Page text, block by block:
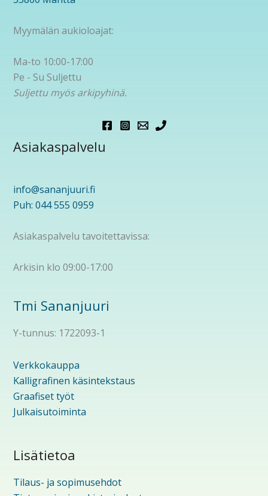
Myymälän aukioloajat:
Ma-to 10:00-17:00
Pe - Su Suljettu
Suljettu myös arkipyhinä.
Asiakaspalvelu
info@sananjuuri.fi
Puh: 044 555 0959
Asiakaspalvelu tavoitettavissa:
Arkisin klo 09:00-17:00
Tmi Sananjuuri
Y-tunnus: 1722093-1
Verkkokauppa
Kalligrafinen käsintekstaus
Graafiset työt
Julkaisutoiminta
Lisätietoa
Tilaus- ja sopimusehdot